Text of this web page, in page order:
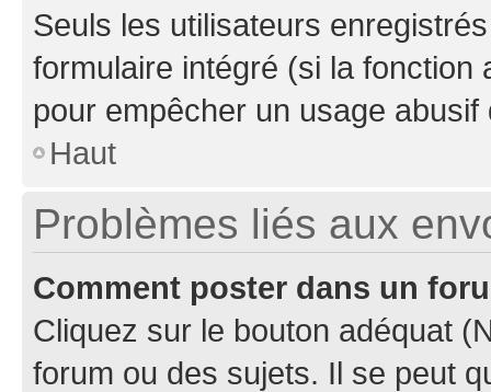
Seuls les utilisateurs
formulaire intégré (si la fonction
pour empêcher un usage
Haut
Problèmes liés aux
Comment poster dans un
Cliquez sur le bouton adéquat
forum ou des sujets. Il se peut